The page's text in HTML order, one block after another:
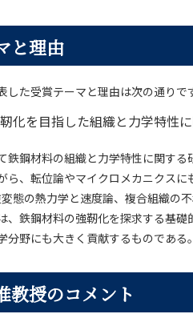
と理由
した受賞テーマと理由は次の通りで
化を目指した組織と力学特性
鉄鋼材料の組織と力学特性に関す
ら、転位論やマイクロメカニクス
態の熱力学と速度論、複合組織の
、鉄鋼材料の強靭化を探求する基
分野にも大きく貢献するものである。
教授のコメント